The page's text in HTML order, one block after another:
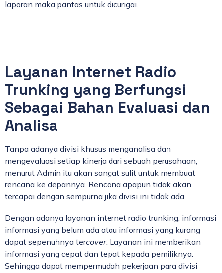
laporan maka pantas untuk dicurigai.
Layanan Internet Radio
Trunking yang Berfungsi
Sebagai Bahan Evaluasi dan
Analisa
Tanpa adanya divisi khusus menganalisa dan
mengevaluasi setiap kinerja dari sebuah perusahaan,
menurut Admin itu akan sangat sulit untuk membuat
rencana ke depannya. Rencana apapun tidak akan
tercapai dengan sempurna jika divisi ini tidak ada.
Dengan adanya layanan internet radio trunking, informasi
informasi yang belum ada atau informasi yang kurang
dapat sepenuhnya tercover. Layanan ini memberikan
informasi yang cepat dan tepat kepada pemiliknya.
Sehingga dapat mempermudah pekerjaan para divisi